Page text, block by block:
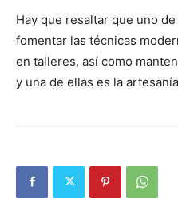
Hay que resaltar que uno
fomentar las técnicas
en talleres, así como
y una de ellas es la